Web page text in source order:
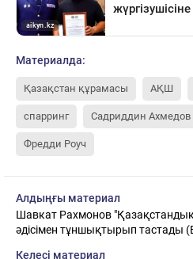
Материалда:
Қазақстан құрамасы АҚШ
спарринг Садриддин Ахмедов
Фредди Роуч
Алдыңғы материал
Шавкат Рахмонов
әдісімен тұншықтырып тастады
Келесі материал